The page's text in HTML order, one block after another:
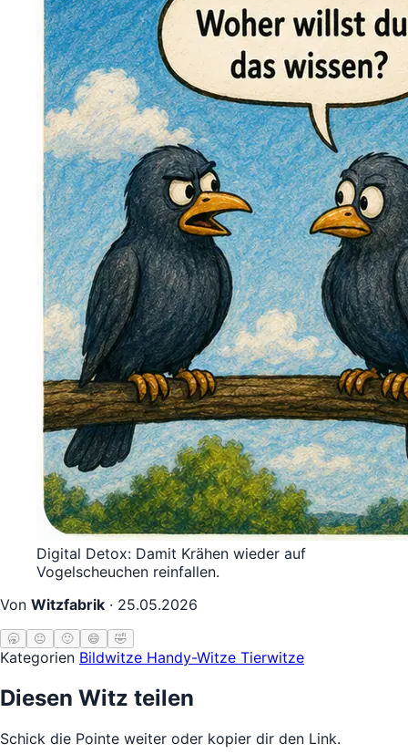
Digital Detox: Damit Krähen wieder auf
Vogelscheuchen reinfallen.
Von Witzfabrik · 25.05.2026
🥱 😐 🙂 😄 🤣
Kategorien Bildwitze Handy-Witze Tierwitze
Diesen Witz teilen
Schick die Pointe weiter oder kopier dir den Link.